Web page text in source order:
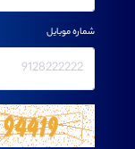
شماره موبایل